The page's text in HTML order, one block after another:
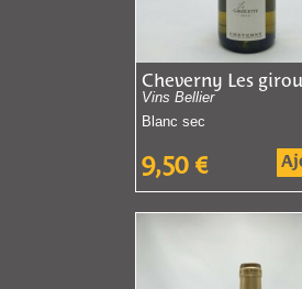
Cheverny Les
Vins Bellier
Blanc sec
9,50 €